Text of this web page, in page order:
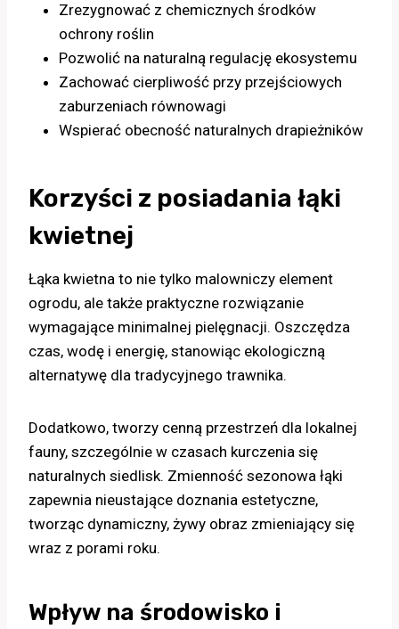
Zrezygnować z chemicznych środków
ochrony roślin
Pozwolić na naturalną regulację ekosystemu
Zachować cierpliwość przy przejściowych
zaburzeniach równowagi
Wspierać obecność naturalnych drapieżników
Korzyści z posiadania łąki
kwietnej
Łąka kwietna to nie tylko malowniczy element
ogrodu, ale także praktyczne rozwiązanie
wymagające minimalnej pielęgnacji. Oszczędza
czas, wodę i energię, stanowiąc ekologiczną
alternatywę dla tradycyjnego trawnika.
Dodatkowo, tworzy cenną przestrzeń dla lokalnej
fauny, szczególnie w czasach kurczenia się
naturalnych siedlisk. Zmienność sezonowa łąki
zapewnia nieustające doznania estetyczne,
tworząc dynamiczny, żywy obraz zmieniający się
wraz z porami roku.
Wpływ na środowisko i